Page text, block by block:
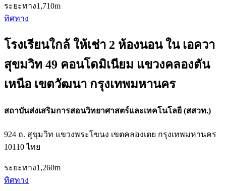
ระยะทาง1,710m
ทิศทาง
โรงเรียนใกล้ ให้เช่า 2 ห้องนอน ใน เอควา
สุขมวิท 49 คอนโดมิเนียม แขวงคลองตัน
เหนือ เขตวัฒนา กรุงเทพมหานคร
สถาบันส่งเสริมการสอนวิทยาศาสตร์และเทคโนโลยี (สสวท.)
924 ถ. สุขุมวิท แขวงพระโขนง เขตคลองเตย กรุงเทพมหานคร
10110 ไทย
ระยะทาง1,260m
ทิศทาง